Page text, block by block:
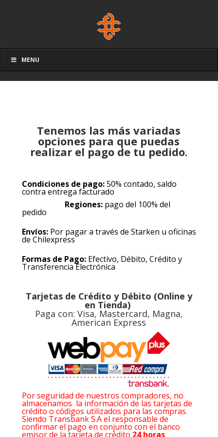
MENU
Tenemos las más variadas
opciones para que puedas
realizar el pago de tu pedido.
Condiciones de pago:50% contado, saldo
contra entrega facturado
Regiones:pago del 100% del
pedido
Envíos:Por pagar a través de Starken u oficinas
de Chilexpress
Formas de Pago:Efectivo, Débito, Crédito y
Transferencia Electrónica
Tarjetas de Crédito y Débito (Online y
en Tienda)
Paga con: Visa, Mastercard, Magna,
American Express
Por seguridad de nuestros compradores, no
almacenamos la información de las tarjetas de
crédito o códigos utilizados para las compras.
Siendo Transbank S.A el responsable de
confirmar el pago en conjunto con el banco
emisor de la tarjeta de crédito 24 horas